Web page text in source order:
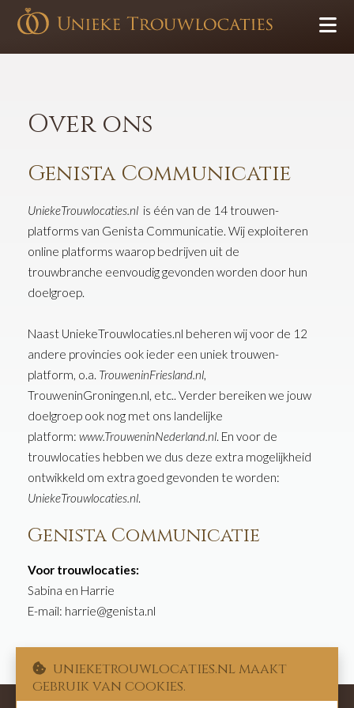
Over ons
Genista Communicatie
UniekeTrouwlocaties.nl is één van de 14 trouwen-
platforms van Genista Communicatie. Wij exploiteren
online platforms waarop bedrijven uit de
trouwbranche eenvoudig gevonden worden door hun
doelgroep.
Naast UniekeTrouwlocaties.nl beheren wij voor de 12
andere provincies ook ieder een uniek trouwen-
platform, o.a. TrouweninFriesland.nl,
TrouweninGroningen.nl, etc.. Verder bereiken we jouw
doelgroep ook nog met ons landelijke
platform: www.TrouweninNederland.nl. En voor de
trouwlocaties hebben we dus deze extra mogelijkheid
ontwikkeld om extra goed gevonden te worden:
UniekeTrouwlocaties.nl.
Genista Communicatie
Voor trouwlocaties:
Sabina en Harrie
E-mail: harrie@genista.nl
unieketrouwlocaties.nl maakt
gebruik van cookies.